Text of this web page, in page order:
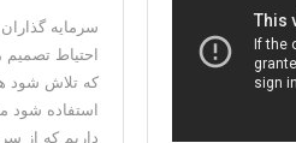
سرمایه
احتیاط تصمیم
که تلاش شود